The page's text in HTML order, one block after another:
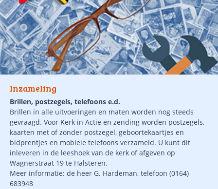
Inzameling
Brillen, postzegels, telefoons e.d.
Brillen in alle uitvoeringen en maten worden nog steeds
gevraagd. Voor Kerk in Actie en zending worden postzegels,
kaarten met of zonder postzegel, geboortekaartjes en
bidprentjes en mobiele telefoons verzameld. U kunt dit
inleveren in de leeshoek van de kerk of afgeven op
Wagnerstraat 19 te Halsteren.
Meer informatie: de heer G. Hardeman, telefoon (0164)
683948